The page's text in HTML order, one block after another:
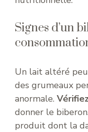
Signes d’un
Un lait altéré
des grumeaux
anormale.
donner le
produit dont la